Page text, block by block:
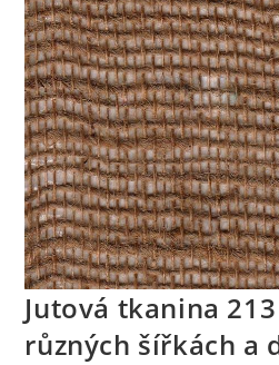
Jutová tkanina
různých šířkách a